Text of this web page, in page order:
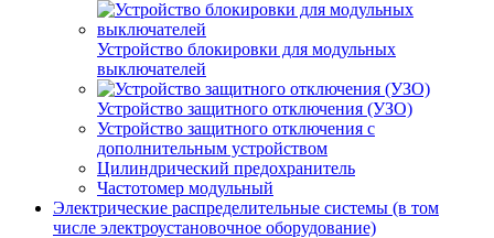
Устройство блокировки для модульных
выключателей
Устройство защитного отключения (УЗО)
Устройство защитного отключения с
дополнительным устройством
Цилиндрический предохранитель
Частотомер модульный
Электрические распределительные системы (в том
числе электроустановочное оборудование)